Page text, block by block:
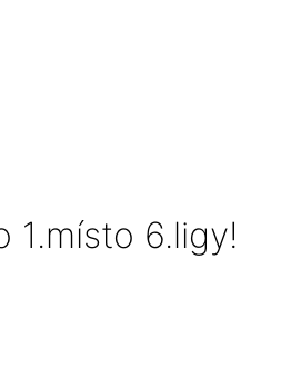
1.místo 6.ligy!